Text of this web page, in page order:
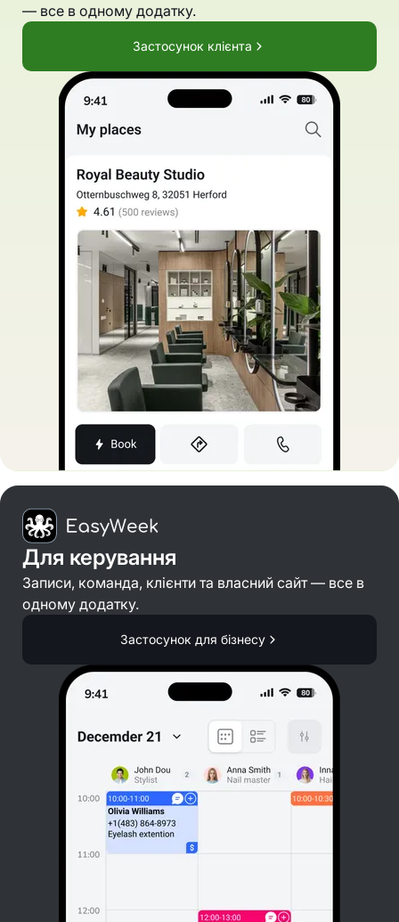
— все в одному додатку.
Застосунок клієнта
Для керування
Записи, команда, клієнти та власний сайт — все в
одному додатку.
Застосунок для бізнесу